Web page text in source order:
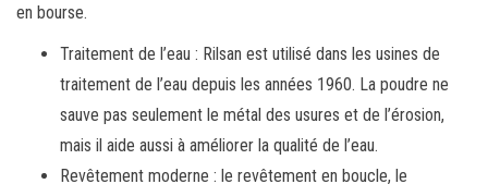
en bourse.
Traitement de l’eau : Rilsan est utilisé dans les usines de
traitement de l’eau depuis les années 1960. La poudre ne
sauve pas seulement le métal des usures et de l’érosion,
mais il aide aussi à améliorer la qualité de l’eau.
Revêtement moderne : le revêtement en boucle, le